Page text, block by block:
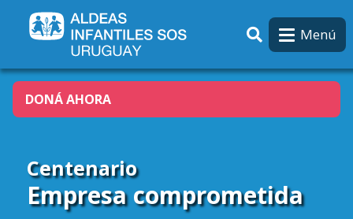
Menú
DONÁ AHORA
Centenario
Empresa comprometida